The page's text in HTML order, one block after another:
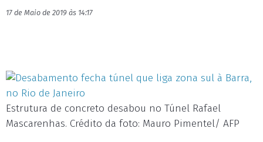
17 de Maio de 2019 às 14:17
Estrutura de concreto desabou no Túnel Rafael
Mascarenhas. Crédito da foto: Mauro Pimentel/ AFP